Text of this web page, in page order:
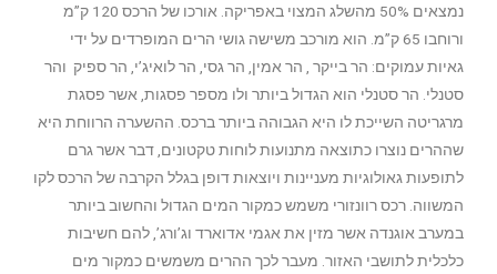
נמצאים 50% מהשלג המצוי באפריקה. אורכו של הרכס 120 ק”מ
ורוחבו 65 ק”מ. הוא מורכב משישה גושי הרים המופרדים על ידי
גאיות עמוקים: הר בייקר , הר אמין, הר גסי, הר לואיג’י, הר ספיק והר
סטנלי. הר סטנלי הוא הגדול ביותר ולו מספר פסגות, אשר פסגת
מרגריטה השייכת לו היא הגבוהה ביותר ברכס. ההשערה הרווחת היא
שההרים נוצרו כתוצאה מתנועות לוחות טקטונים, דבר אשר גרם
לתופעות גאולוגיות מעניינות ויוצאות דופן בגלל הקרבה של הרכס לקו
המשווה. רכס רוונזורי משמש כמקור המים הגדול והחשוב ביותר
במערב אוגנדה אשר מזין את אגמי אדוארד וג’ורג’, להם חשיבות
כלכלית לתושבי האזור. מעבר לכך ההרים משמשים כמקור מים